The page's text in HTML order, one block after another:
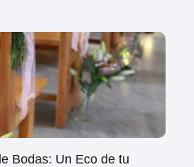
Bodas: Un Eco de tu